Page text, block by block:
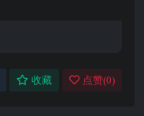
收藏 点赞(0)